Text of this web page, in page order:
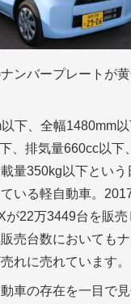
ンバープレートが
下、全幅1480mm
、排気量660cc以下
量350kg以下という
いる軽自動車。
が22万3449台を販
売台数においても
れに売れています。
車の存在を一目で